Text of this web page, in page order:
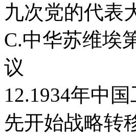
九次党的代表
C.中华苏
议
12.1934年中
先开始战略